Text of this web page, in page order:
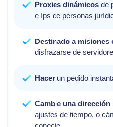
Proxies dinámicos de
e Ips de personas
Destinado a misiones
disfrazarse de
Hacer un pedido
Cambie una dirección
ajustes de tiempo, o
conecte